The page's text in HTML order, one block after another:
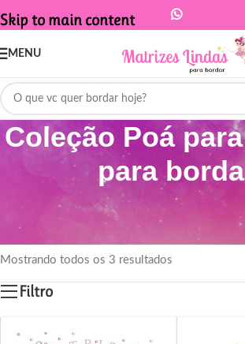
Skip to main content
MENU
Coleção Poá
para
Início
Produtos marcados com a tag “Coleção Poá
Mostrando todos os 3 resultados
Filtro